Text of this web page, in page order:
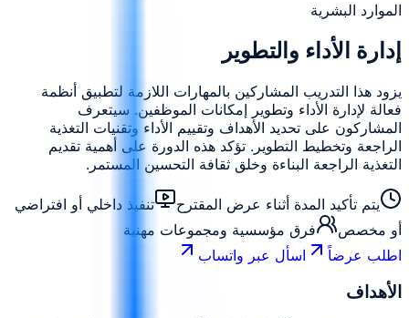
الموارد البشرية
إدارة الأداء والتطوير
يزود هذا التدريب المشاركين بالمهارات اللازمة لتطبيق أنظمة
فعالة لإدارة الأداء وتطوير إمكانات الموظفين. سيتعرف
المشاركون على تحديد الأهداف وتقييم الأداء وتقنيات التغذية
الراجعة وتخطيط التطوير. تؤكد هذه الدورة على أهمية تقديم
التغذية الراجعة البناءة وخلق ثقافة التحسين المستمر.
يتم تأكيد المدة أثناء عرض المقترح
تنفيذ داخلي أو افتراضي
أو مخصص
فرق مؤسسية ومجموعات مهنية
اطلب عرضاً
اسأل عبر واتساب
الأهداف